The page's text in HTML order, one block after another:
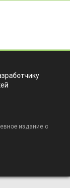
издание о